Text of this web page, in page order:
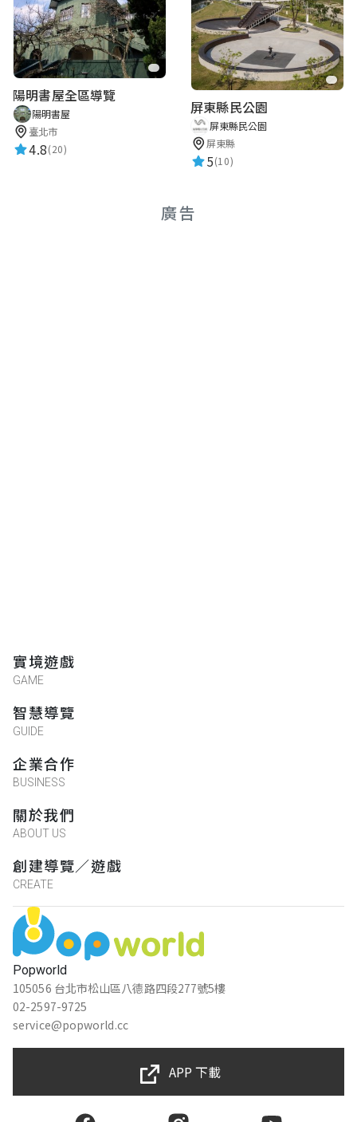
陽明書屋全區導覽
陽明書屋
臺北市
4.8(20)
屏東縣民公園
屏東縣民公園
屏東縣
5(10)
廣告
Popworld
105056 台北市松山區八德路四段277號5樓
02-2597-9725
service@popworld.cc
實境遊戲
GAME
智慧導覽
GUIDE
企業合作
BUSINESS
關於我們
ABOUT US
創建導覽／遊戲
CREATE
APP 下載